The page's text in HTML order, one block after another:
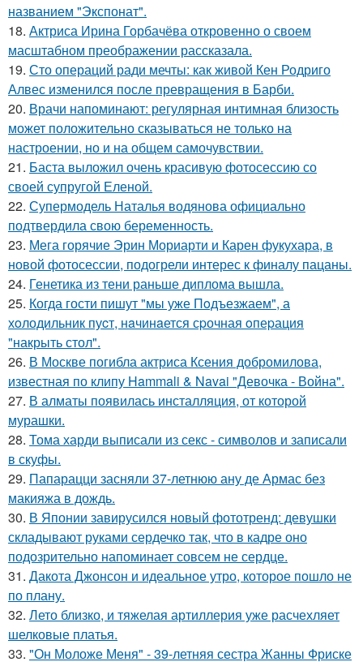
названием "Экспонат".
18. Актриса Ирина Горбачёва откровенно о своем
масштабном преображении рассказала.
19. Сто операций ради мечты: как живой Кен Родриго
Алвес изменился после превращения в Барби.
20. Врачи напоминают: регулярная интимная близость
может положительно сказываться не только на
настроении, но и на общем самочувствии.
21. Баста выложил очень красивую фотосессию со
своей супругой Еленой.
22. Супермодель Наталья водянова официально
подтвердила свою беременность.
23. Мега горячие Эрин Мориарти и Карен фукухара, в
новой фотосессии, подогрели интерес к финалу пацаны.
24. Генетика из тени раньше диплома вышла.
25. Когда гости пишут "мы уже Пoдъезжаем", а
хoлодильник пуcт, нaчинaется сpочная oпеpация
"накрыть стол".
26. В Москве погибла актриса Ксения добромилова,
известная по клипу Hammali & Navai "Девочка - Война".
27. В алматы появилась инсталляция, от которой
мурашки.
28. Тома харди выписали из секс - символов и записали
в скуфы.
29. Папарацци засняли 37-летнюю ану де Армас без
макияжа в дождь.
30. В Японии завирусился новый фототренд: девушки
складывают руками сердечко так, что в кадре оно
подозрительно напоминает совсем не сердце.
31. Дакота Джонсон и идеальное утро, которое пошло не
по плану.
32. Лето близко, и тяжелая артиллерия уже расчехляет
шелковые платья.
33. "Он Моложе Меня" - 39-летняя сестра Жанны Фриске